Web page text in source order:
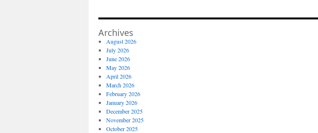
Archives
August 2026
July 2026
June 2026
May 2026
April 2026
March 2026
February 2026
January 2026
December 2025
November 2025
October 2025